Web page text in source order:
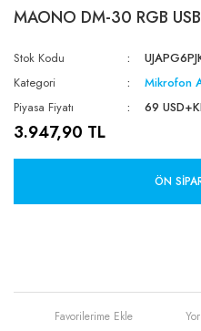
MAONO DM-30 RGB
Stok Kodu
Kategori
Mikrofon
Piyasa Fiyatı
69
3.947,90 TL
ÖN